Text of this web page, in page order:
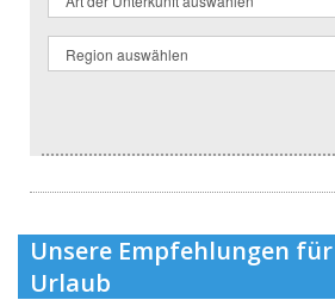
Unsere Empfehlungen
Urlaub